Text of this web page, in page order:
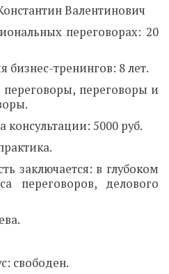
Валентинович
переговорах: 20
бизнес-тренингов: 8 лет.
переговоры и
консультации: 5000 руб.
заключается: в глубоком
переговоров, делового
свободен.